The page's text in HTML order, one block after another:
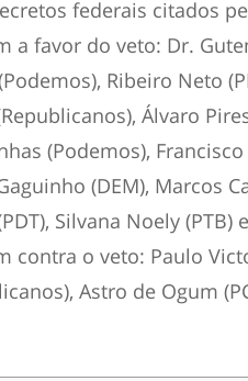
federais citados
a favor do veto: Dr.
Ribeiro Neto
Álvaro
(Podemos),
(DEM), Marcos
Silvana Noely (PTB)
contra o veto: Paulo
Astro de Ogum